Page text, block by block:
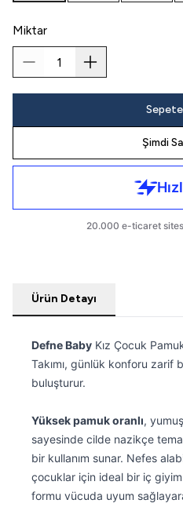
Miktar
Şimdi
Ürün Detayı
Defne Baby Kız Çocuk
Takımı, günlük konforu zarif
buluşturur.
Yüksek pamuk oranlı,
sayesinde cilde nazikçe
bir kullanım sunar. Nefes
çocuklar için ideal bir iç
formu vücuda uyum